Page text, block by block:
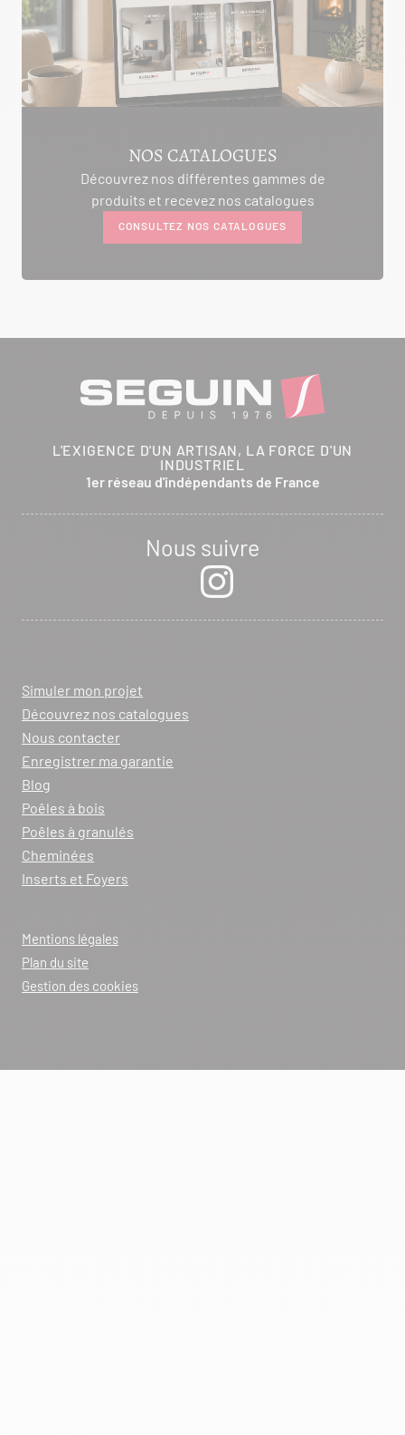
NOS CATALOGUES
Découvrez nos différentes gammes de
produits et recevez nos catalogues
CONSULTEZ NOS CATALOGUES
L'EXIGENCE D'UN ARTISAN, LA FORCE D'UN
INDUSTRIEL
1er réseau d'indépendants de France
Nous suivre
Simuler mon projet
Découvrez nos catalogues
Nous contacter
Enregistrer ma garantie
Blog
Poêles à bois
Poêles à granulés
Cheminées
Inserts et Foyers
Mentions légales
Plan du site
Gestion des cookies